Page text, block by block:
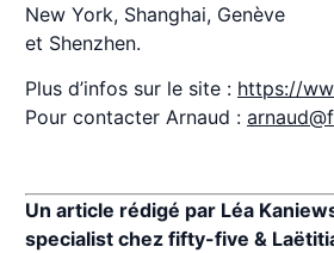
New York, Shanghai, Genève
et Shenzhen.
Plus d’infos sur le site : https://
Pour contacter Arnaud :
Un article rédigé par Léa
specialist chez fifty-five &